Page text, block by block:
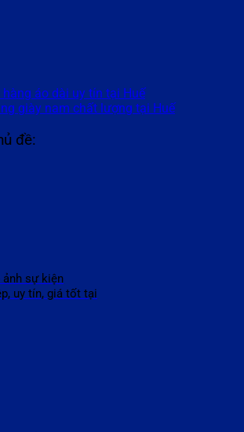
áo dài uy tín tại Huế
giày nam chất lượng tại Huế
đề:
ảnh sự kiện
uy tín, giá tốt tại